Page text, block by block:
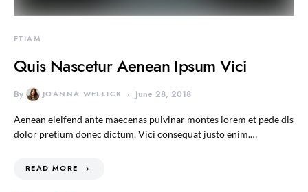
ETIAM
Quis Nascetur Aenean Ipsum Vici
By JOANNA WELLICK June 28, 2018
Aenean eleifend ante maecenas pulvinar montes lorem et pede dis
dolor pretium donec dictum. Vici consequat justo enim.…
READ MORE